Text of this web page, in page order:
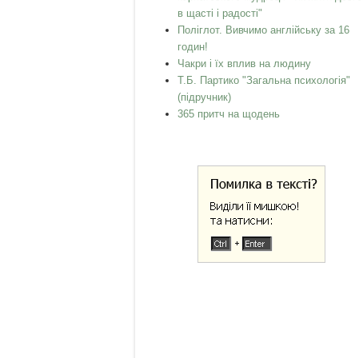
в щасті і радості"
Поліглот. Вивчимо англійську за 16
годин!
Чакри і їх вплив на людину
Т.Б. Партико "Загальна психологія"
(підручник)
365 притч на щодень